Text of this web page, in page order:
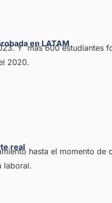
en LATAM
Y más 600 estudiantes
2020.
real hasta el momento de
laboral.